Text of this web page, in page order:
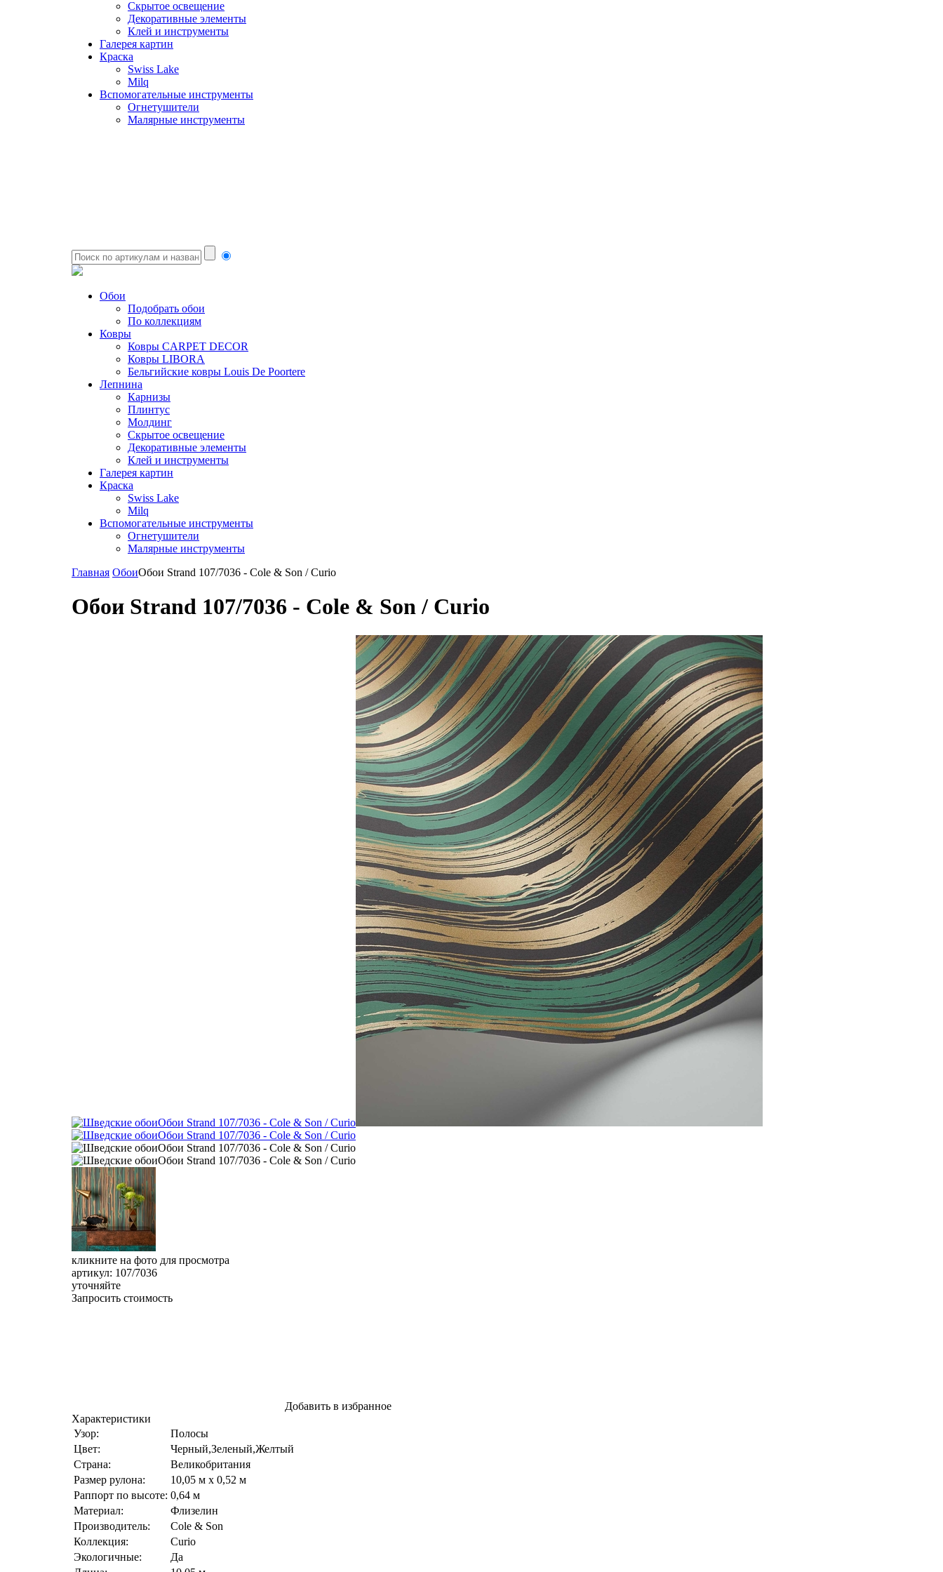
Скрытое освещение
Декоративные элементы
Клей и инструменты
Галерея картин
Краска
Swiss Lake
Milq
Вспомогательные инструменты
Огнетушители
Малярные инструменты
Обои
Подобрать обои
По коллекциям
Ковры
Ковры CARPET DECOR
Ковры LIBORA
Бельгийские ковры Louis De Poortere
Лепнина
Карнизы
Плинтус
Молдинг
Скрытое освещение
Декоративные элементы
Клей и инструменты
Галерея картин
Краска
Swiss Lake
Milq
Вспомогательные инструменты
Огнетушители
Малярные инструменты
Главная ОбоиОбои Strand 107/7036 - Cole & Son / Curio
Обои Strand 107/7036 - Cole & Son / Curio
кликните на фото для просмотра
артикул: 107/7036
уточняйте
Запросить стоимость
Добавить в избранное
Характеристики
Узор:
Полосы
Цвет:
Черный,Зеленый,Желтый
Страна:
Великобритания
Размер рулона:
10,05 м x 0,52 м
Раппорт по высоте: 0,64 м
Материал:
Флизелин
Производитель:
Cole & Son
Коллекция:
Curio
Экологичные:
Да